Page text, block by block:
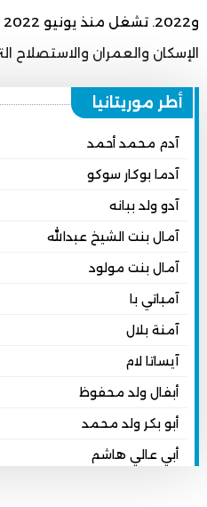
الإسكان والعمران والاستصلاح
أطر موريتانيا
آدم محمد أحمد
آدما بوكار سوكو
آدو ولد ببانه
آمال بنت الشيخ عبدالله
آمال بنت مولود
آمباتي با
آمنة بلال
آيساتا لام
أبفال ولد محفوظ
أبو بكر ولد محمد
أبي عالي هاشم